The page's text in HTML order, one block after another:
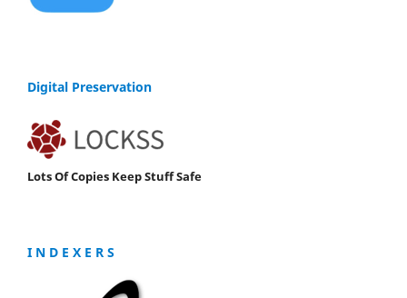
Digital Preservation
Lots Of Copies Keep Stuff Safe
I N D E X E R S